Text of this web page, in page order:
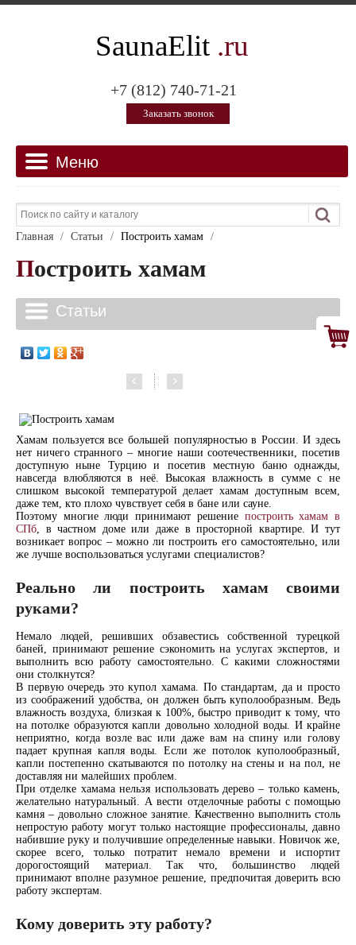
SaunaElit .ru
+7 (812) 740-71-21
Заказать звонок
Главная / Статьи / Построить хамам /
Построить хамам
Хамам пользуется все большей популярностью в России. И здесь
нет ничего странного – многие наши соотечественники, посетив
доступную ныне Турцию и посетив местную баню однажды,
навсегда влюбляются в неё. Высокая влажность в сумме с не
слишком высокой температурой делает хамам доступным всем,
даже тем, кто плохо чувствует себя в бане или сауне.
Поэтому многие люди принимают решение построить хамам в
СПб, в частном доме или даже в просторной квартире. И тут
возникает вопрос – можно ли построить его самостоятельно, или
же лучше воспользоваться услугами специалистов?
Реально ли построить хамам своими
руками?
Немало людей, решивших обзавестись собственной турецкой
баней, принимают решение сэкономить на услугах экспертов, и
выполнить всю работу самостоятельно. С какими сложностями
они столкнутся?
В первую очередь это купол хамама. По стандартам, да и просто
из соображений удобства, он должен быть куполообразным. Ведь
влажность воздуха, близкая к 100%, быстро приводит к тому, что
на потолке образуются капли довольно холодной воды. И крайне
неприятно, когда возле вас или даже вам на спину или голову
падает крупная капля воды. Если же потолок куполообразный,
капли постепенно скатываются по потолку на стены и на пол, не
доставляя ни малейших проблем.
При отделке хамама нельзя использовать дерево – только камень,
желательно натуральный. А вести отделочные работы с помощью
камня – довольно сложное занятие. Качественно выполнить столь
непростую работу могут только настоящие профессионалы, давно
набившие руку и получившие определенные навыки. Новичок же,
скорее всего, только потратит немало времени и испортит
дорогостоящий материал. Так что, большинство людей
принимают вполне разумное решение, предпочитая доверить всю
работу экспертам.
Кому доверить эту работу?